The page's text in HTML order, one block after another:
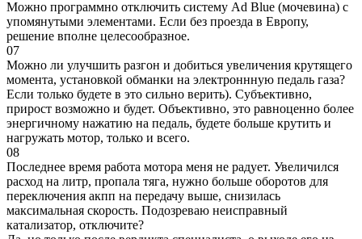
Можно программно отключить систему Ad Blue (мочевина) с
упомянутыми элементами. Если без проезда в Европу,
решение вполне целесообразное.
07
Можно ли улучшить разгон и добиться увеличения крутящего
момента, установкой обманки на электроннную педаль газа?
Если только будете в это сильно верить). Субъективно,
прирост возможно и будет. Объективно, это равноценно более
энергичному нажатию на педаль, будете больше крутить и
нагружать мотор, только и всего.
08
Последнее время работа мотора меня не радует. Увеличился
расход на литр, пропала тяга, нужно больше оборотов для
переключения акпп на передачу выше, снизилась
максимальная скорость. Подозреваю неисправный
катализатор, отключите?